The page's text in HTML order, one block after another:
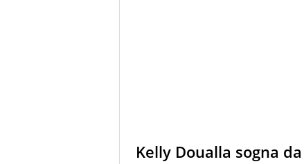
Kelly Doualla sogna